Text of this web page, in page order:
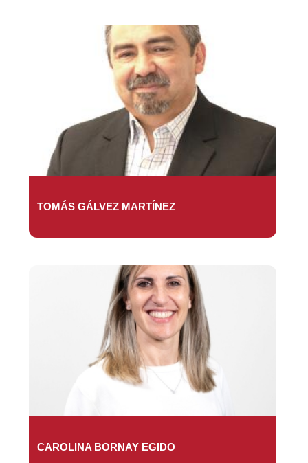
TOMÁS GÁLVEZ MARTÍNEZ
CAROLINA BORNAY EGIDO